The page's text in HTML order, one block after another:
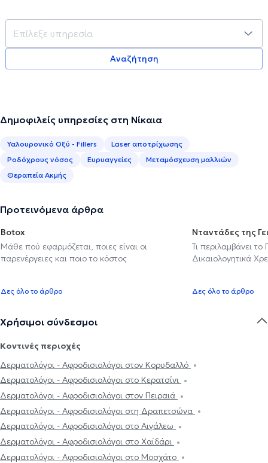
Αναζήτηση
Δημοφιλείς υπηρεσίες στη Νίκαια
Υαλουρονικό Οξύ - Fillers
Laser αποτρίχωσης
Ροδόχρους νόσος
Ευρυαγγείες
Μεταμόσχευση μαλλιών
Θεραπεία Ακμής
Προτεινόμενα άρθρα
Botox
Μάθε πού εφαρμόζεται, ποιες είναι οι
παρενέργειες και ποιο το κόστος
Δες όλο το άρθρο
Νταντάδες της
Τι περιλαμβάνει
Δικαιολογητικά
Δες όλο το άρθρο
Χρήσιμοι σύνδεσμοι
Κοντινές περιοχές
Δερματολόγοι - Αφροδισιολόγοι στον Κορυδαλλό
Δερματολόγοι - Αφροδισιολόγοι στο Κερατσίνι
Δερματολόγοι - Αφροδισιολόγοι στον Πειραιά
Δερματολόγοι - Αφροδισιολόγοι στη Δραπετσώνα
Δερματολόγοι - Αφροδισιολόγοι στο Αιγάλεω
Δερματολόγοι - Αφροδισιολόγοι στο Χαϊδάρι
Δερματολόγοι - Αφροδισιολόγοι στο Μοσχάτο